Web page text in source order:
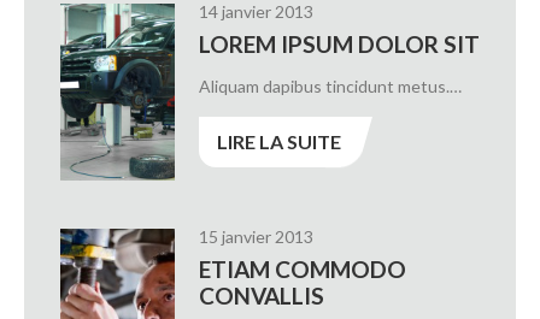
14 janvier 2013
LOREM IPSUM DOLOR SIT
Aliquam dapibus tincidunt metus.…
LIRE LA SUITE
15 janvier 2013
ETIAM COMMODO
CONVALLIS